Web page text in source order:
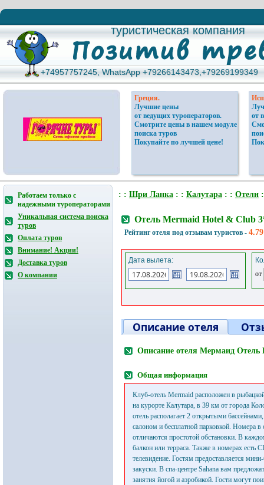
туристическая компания
туристическая компания
+74957757245, WhatsApp +79266143473,+79269199349
+74957757245, WhatsApp +79266143473,+79269199349
Греция.
Лучшие цены
от ведущих туроператоров.
Смотрите цены в нашем модуле
поиска туров
Покупайте по лучшей цене!
от
Работаем только с
надежными туроператорами
Уникальная система поиска
туров
Оплата туров
Внимание! Акции!
Доставка туров
О компании
: : Шри Ланка : : Калутара : : Отели
Отель Mermaid Hotel & Club
Рейтинг отеля под отзывам туристов -
Дата вылета:
от
Описание отеля
Описание отеля Мермаид Отель
Общая информация
Клуб-отель Mermaid расположен в
на курорте Калутара, в 39 км от города
отель располагает 2 открытыми
салоном и бесплатной парковкой. Номера в
отличаются простотой обстановки. В
балкон или терраса. Также в номерах есть
телевидение. Гостям предоставляется
закуски. В спа-центре Sahana вам
занятия йогой и аэробикой. Гости могут